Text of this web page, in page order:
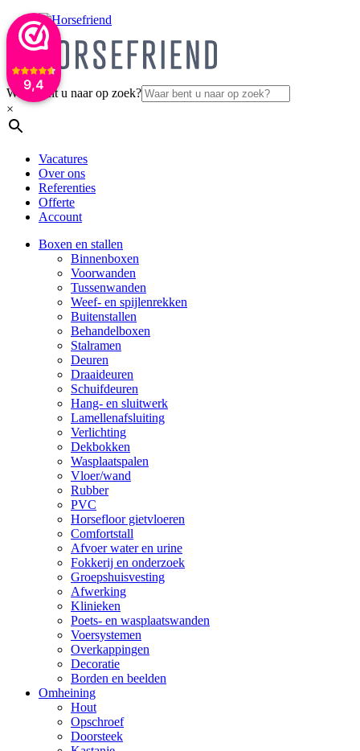
9,4
Waar bent u naar op zoek?
×
Vacatures
Over ons
Referenties
Offerte
Account
Boxen en stallen
Binnenboxen
Voorwanden
Tussenwanden
Weef- en spijlenrekken
Buitenstallen
Behandelboxen
Stalramen
Deuren
Draaideuren
Schuifdeuren
Hang- en sluitwerk
Lamellenafsluiting
Verlichting
Dekbokken
Wasplaatspalen
Vloer/wand
Rubber
PVC
Horsefloor gietvloeren
Comfortstall
Afvoer water en urine
Fokkerij en onderzoek
Groepshuisvesting
Afwerking
Klinieken
Poets- en wasplaatswanden
Voersystemen
Overkappingen
Decoratie
Borden en beelden
Omheining
Hout
Opschroef
Doorsteek